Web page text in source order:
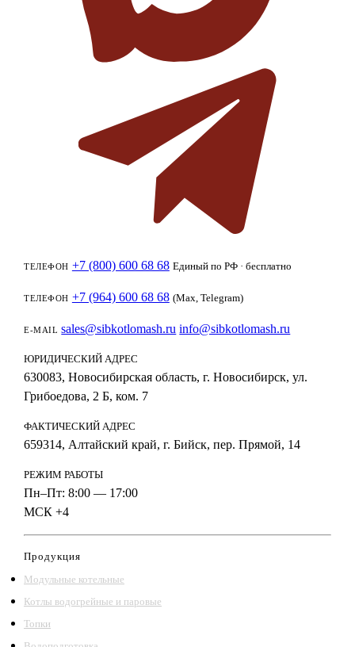
ТЕЛЕФОН +7 (800) 600 68 68 Единый по РФ · бесплатно
ТЕЛЕФОН +7 (964) 600 68 68 (Max, Telegram)
E-MAIL sales@sibkotlomash.ru info@sibkotlomash.ru
ЮРИДИЧЕСКИЙ АДРЕС
630083, Новосибирская область, г. Новосибирск, ул.
Грибоедова, 2 Б, ком. 7
ФАКТИЧЕСКИЙ АДРЕС
659314, Алтайский край, г. Бийск, пер. Прямой, 14
РЕЖИМ РАБОТЫ
Пн–Пт: 8:00 — 17:00
МСК +4
Продукция
Модульные котельные
Котлы водогрейные и паровые
Топки